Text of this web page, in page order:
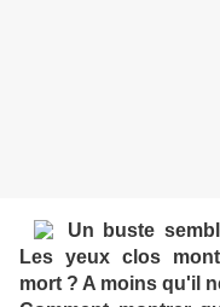
Un buste
Les yeux clos
mort ? A moins qu'il